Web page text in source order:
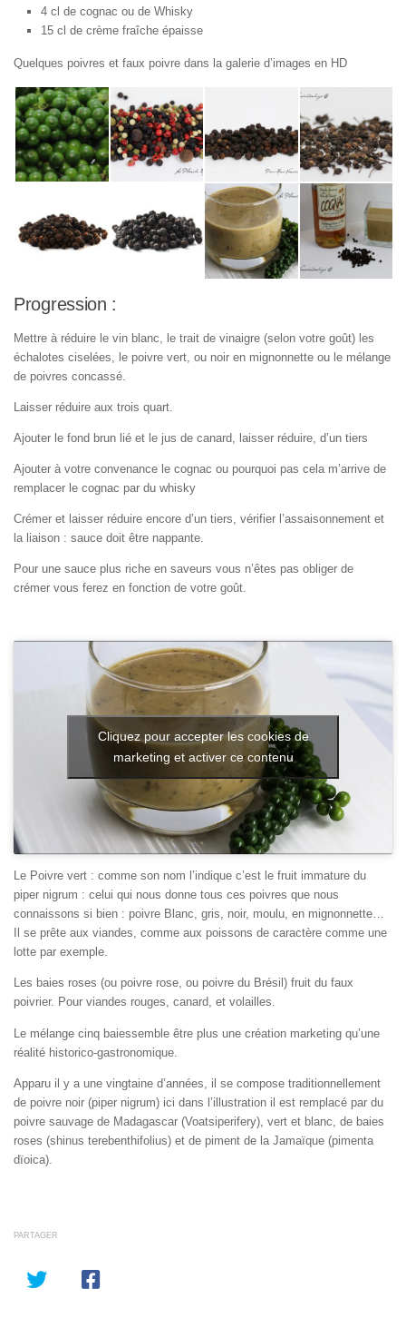
4 cl de cognac ou de Whisky
15 cl de crème fraîche épaisse
Quelques poivres et faux poivre dans la galerie d’images en HD
Progression :
Mettre à réduire le vin blanc, le trait de vinaigre (selon votre goût) les
échalotes ciselées, le poivre vert, ou noir en mignonnette ou le mélange
de poivres concassé.
Laisser réduire aux trois quart.
Ajouter le fond brun lié et le jus de canard, laisser réduire, d’un tiers
Ajouter à votre convenance le cognac ou pourquoi pas cela m’arrive de
remplacer le cognac par du whisky
Crémer et laisser réduire encore d’un tiers, vérifier l’assaisonnement et
la liaison : sauce doit être nappante.
Pour une sauce plus riche en saveurs vous n’êtes pas obliger de
crémer vous ferez en fonction de votre goût.
Cliquez pour accepter les cookies de
marketing et activer ce contenu
Le Poivre vert : comme son nom l’indique c’est le fruit immature du
piper nigrum : celui qui nous donne tous ces poivres que nous
connaissons si bien : poivre Blanc, gris, noir, moulu, en mignonnette…
Il se prête aux viandes, comme aux poissons de caractère comme une
lotte par exemple.
Les baies roses (ou poivre rose, ou poivre du Brésil) fruit du faux
poivrier. Pour viandes rouges, canard, et volailles.
Le mélange cinq baiessemble être plus une création marketing qu’une
réalité historico-gastronomique.
Apparu il y a une vingtaine d’années, il se compose traditionnellement
de poivre noir (piper nigrum) ici dans l’illustration il est remplacé par du
poivre sauvage de Madagascar (Voatsiperifery), vert et blanc, de baies
roses (shinus terebenthifolius) et de piment de la Jamaïque (pimenta
dïoica).
PARTAGER